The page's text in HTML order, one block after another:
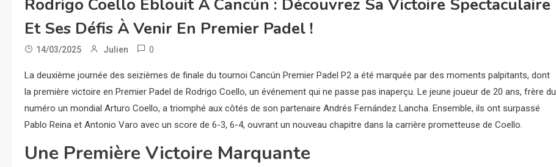
Rodrigo Coello Éblouit À Cancún : Découvrez Sa Victoire Spectaculaire
Et Ses Défis À Venir En Premier Padel !
14/03/2025 Julien 0
La deuxième journée des seizièmes de finale du tournoi Cancún Premier Padel P2 a été marquée par des moments palpitants, dont
la première victoire en Premier Padel de Rodrigo Coello, un événement qui ne passe pas inaperçu. Le jeune joueur de 20 ans, frère du
numéro un mondial Arturo Coello, a triomphé aux côtés de son partenaire Andrés Fernández Lancha. Ensemble, ils ont surpassé
Pablo Reina et Antonio Varo avec un score de 6-3, 6-4, ouvrant un nouveau chapitre dans la carrière prometteuse de Coello.
Une Première Victoire Marquante